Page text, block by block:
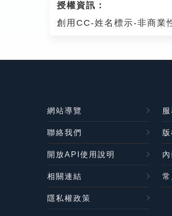
授權資訊：
創用CC-姓名標示-非商業
網站導覽
聯絡我們
開放API使用說明
相關連結
隱私權政策